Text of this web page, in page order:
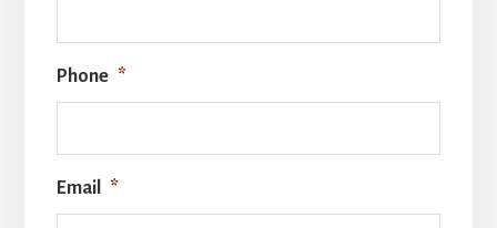
Phone *
Email *